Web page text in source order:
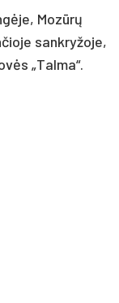
Mozūrų
sankryžoje,
„Talma“.